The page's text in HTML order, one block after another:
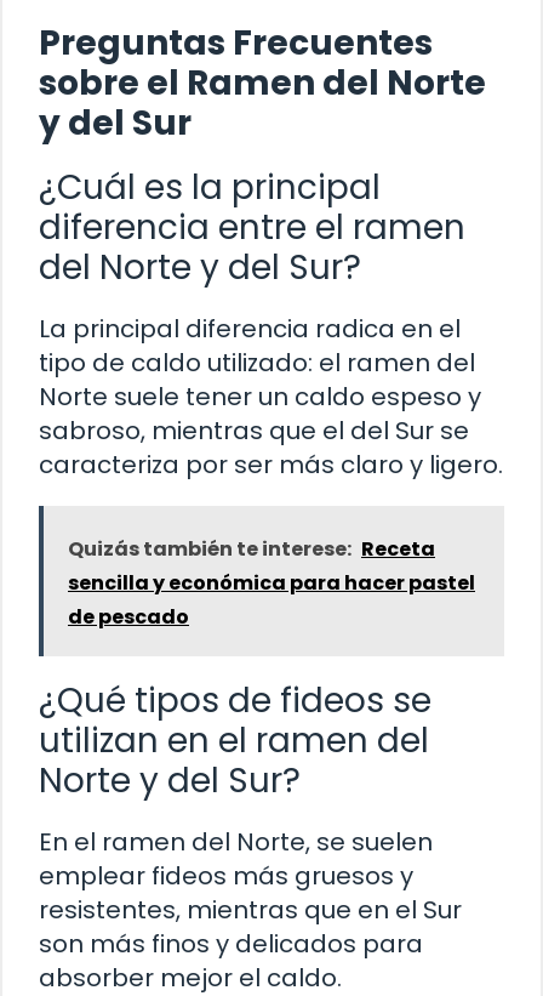
Preguntas Frecuentes
sobre el Ramen del Norte
y del Sur
¿Cuál es la principal
diferencia entre el ramen
del Norte y del Sur?
La principal diferencia radica en el
tipo de caldo utilizado: el ramen del
Norte suele tener un caldo espeso y
sabroso, mientras que el del Sur se
caracteriza por ser más claro y ligero.
Quizás también te interese: Receta
sencilla y económica para hacer pastel
de pescado
¿Qué tipos de fideos se
utilizan en el ramen del
Norte y del Sur?
En el ramen del Norte, se suelen
emplear fideos más gruesos y
resistentes, mientras que en el Sur
son más finos y delicados para
absorber mejor el caldo.